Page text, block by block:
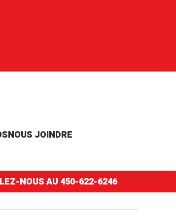
ou numéro de pièce
NOUS JOINDRE
NOUS AU450-622-6246